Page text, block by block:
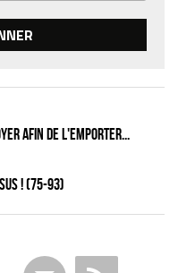
afin de l'emporter...
! (75-93)